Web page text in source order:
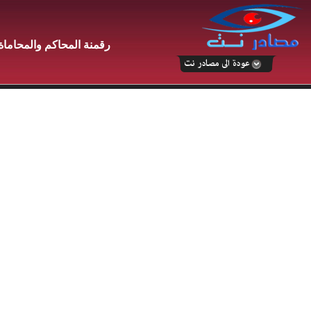
رقمنة المحاكم